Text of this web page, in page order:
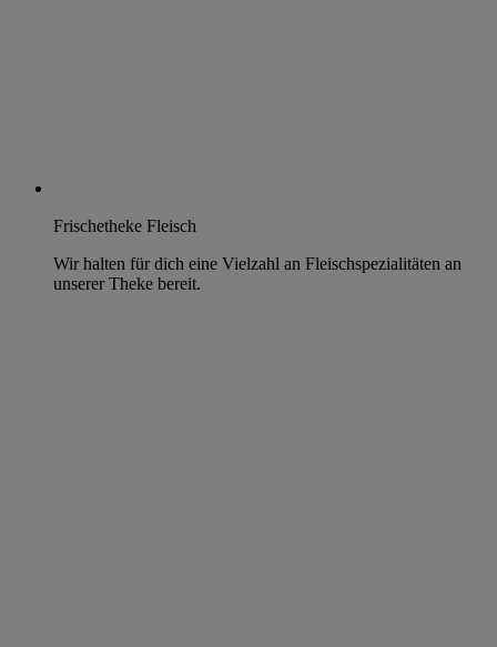
Frischetheke Fleisch
Wir halten für dich eine Vielzahl an Fleischspezialitäten an
unserer Theke bereit.